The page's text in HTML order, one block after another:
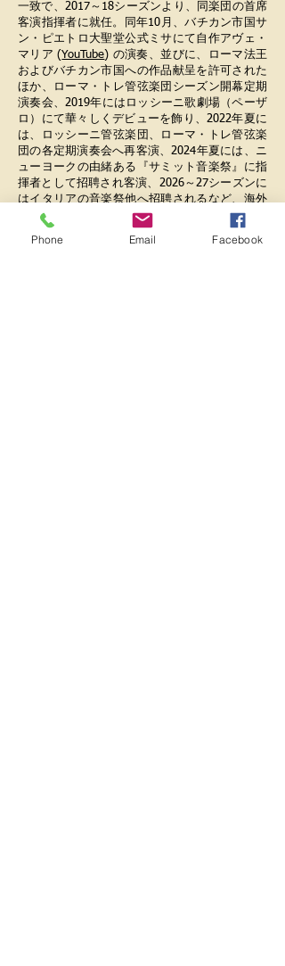
一致で、2017～18シーズンより、同楽団の首席
客演指揮者に就任。同年10月、バチカン市国サ
ン・ピエトロ大聖堂公式ミサにて自作アヴェ・
マリア (YouTube) の演奏、並びに、ローマ法王
およびバチカン市国への作品献呈を許可された
ほか、ローマ・トレ管弦楽団シーズン開幕定期
演奏会、2019年にはロッシーニ歌劇場（ペーザ
ロ）にて華々しくデビューを飾り、2022年夏に
は、ロッシーニ管弦楽団、ローマ・トレ管弦楽
団の各定期演奏会へ再客演、2024年夏には、ニ
ューヨークの由緒ある『サミット音楽祭』に指
揮者として招聘され客演、2026～27シーズンに
はイタリアの音楽祭他へ招聘されるなど、海外
での著しい活躍が注目されている。
子ども育成音楽プロジェクト“こどおん”理事
Phone Email Facebook